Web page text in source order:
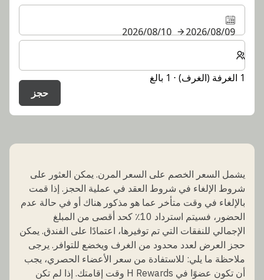
09‏/08‏/2026
10‏/08‏/2026
حدد عدد الغرف والضيوف لإقامتك
1 الغرفة (الغرف) ⋅ 1 بالغ
حجز
يشمل السعر الخصم على السعر المرن. يمكن العثور على
شروط الإلغاء في شروط العقد في عملية الحجز. إذا قمت
بالإلغاء في وقت متأخر عما هو مذكور هناك أو في حالة عدم
الحضور، فسيتم استرداد 10٪ كحد أقصى من المبلغ
الإجمالي للنفقات التي تم توفيرها، اعتمادًا على الفندق. يمكن
حجز العرض لعدد محدود من الغرف ويخضع للتوافر. يرجى
ملاحظة ما يلي: للاستفادة من سعر الأعضاء الحصري، يجب
أن تكون عضوًا في H Rewards وقت إقامتك. إذا لم تكن